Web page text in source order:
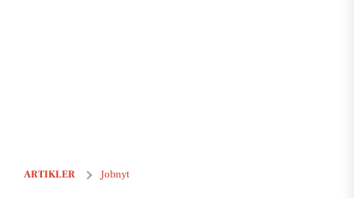
ARTIKLER Jobnyt
Bliv pædagogmedhjælper i Solstrålen Tarm og gør en forskel for de